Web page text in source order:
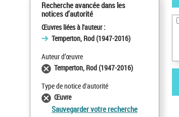
Recherche avancée dans les
notices d’autorité
Œuvres liées à l'auteur :
Temperton, Rod (1947-2016)
Auteur d’œuvre
Temperton, Rod (1947-2016)
Type de notice d'autorité
Œuvre
Sauvegarder votre recherche